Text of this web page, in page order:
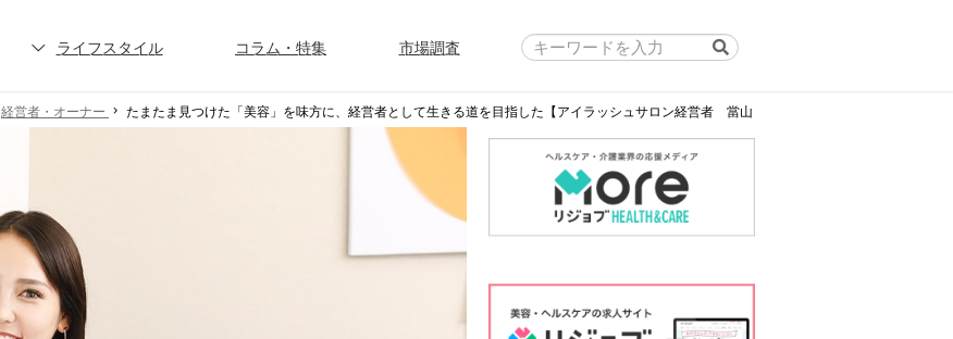
ライフスタイル コラム・特集 市場調査
経営者・オーナー たまたま見つけた「美容」を味方に、経営者として生きる道を目指した【アイラッシュサロン経営者 當山（とうやま）佐菜さん】#1